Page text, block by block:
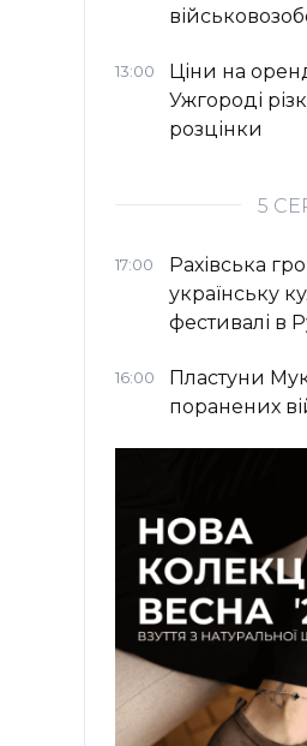
13:00
Ціни на
Ужгороді
розцінки
5
17:00
Рахівська
українську
фестивалі в
16:00
Пластуни
поранених